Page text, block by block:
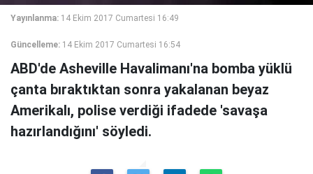
Yayınlanma: 14 Ekim 2017 Cumartesi 16:49
Güncelleme: 14 Ekim 2017 Cumartesi 16:54
ABD'de Asheville Havalimanı'na bomba yüklü
çanta bıraktıktan sonra yakalanan beyaz
Amerikalı, polise verdiği ifadede 'savaşa
hazırlandığını' söyledi.